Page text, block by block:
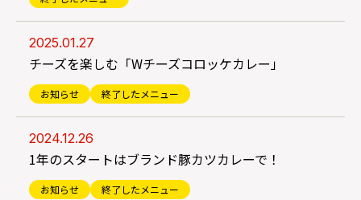
2025.01.27
チーズを楽しむ「Wチーズコロッケカレー」
お知らせ 終了したメニュー
2024.12.26
1年のスタートはブランド豚カツカレーで！
お知らせ 終了したメニュー